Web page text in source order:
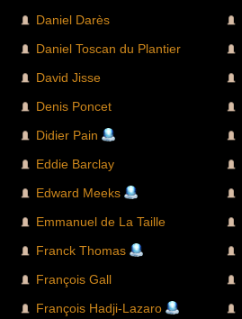
Daniel Darès
Daniel Toscan du Plantier
David Jisse
Denis Poncet
Didier Pain
Eddie Barclay
Edward Meeks
Emmanuel de La Taille
Franck Thomas
François Gall
François Hadji-Lazaro